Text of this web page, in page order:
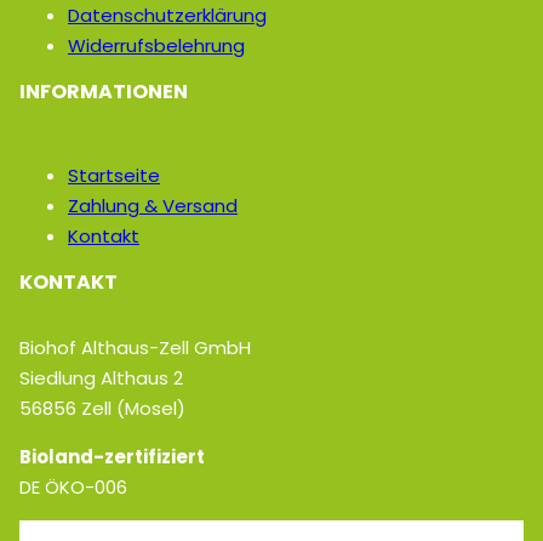
Datenschutzerklärung
Widerrufsbelehrung
INFORMATIONEN
Startseite
Zahlung & Versand
Kontakt
KONTAKT
Biohof Althaus-Zell GmbH
Siedlung Althaus 2
56856 Zell (Mosel)
Bioland-zertifiziert
DE ÖKO-006